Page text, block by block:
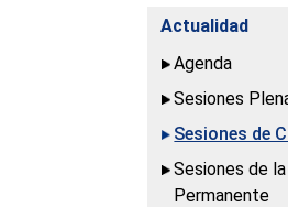
Actualidad
Agenda
Sesiones
Sesiones de
Sesiones de
Permanente